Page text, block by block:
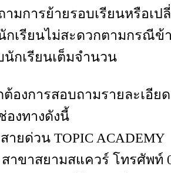
ามการย้ายรอบเรียนหรือเป
กเรียนไม่สะดวกตามกรณีข้
นักเรียนเต็มจำนวน
ต้องการสอบถามรายละเอีย
องทางดังนี้
สายด่วนTOPIC ACADEMY
สาขาสยามสแควร์ โทรศัพท์